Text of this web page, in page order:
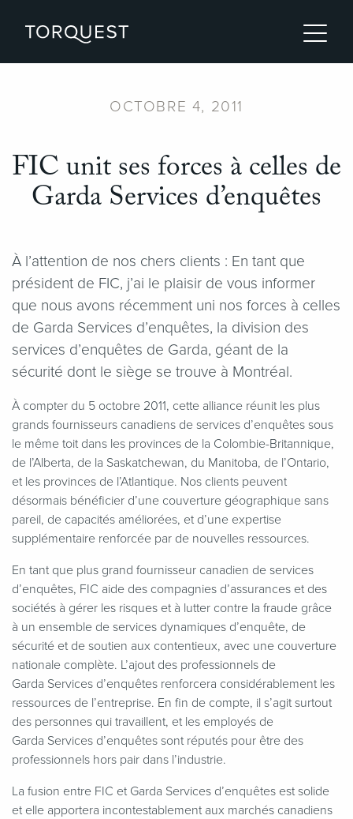
OCTOBRE 4, 2011
FIC unit ses forces à celles de
Garda Services d’enquêtes
À l’attention de nos chers clients : En tant que
président de FIC, j’ai le plaisir de vous informer
que nous avons récemment uni nos forces à celles
de Garda Services d’enquêtes, la division des
services d’enquêtes de Garda, géant de la
sécurité dont le siège se trouve à Montréal.
À compter du 5 octobre 2011, cette alliance réunit les plus
grands fournisseurs canadiens de services d’enquêtes sous
le même toit dans les provinces de la Colombie-Britannique,
de l’Alberta, de la Saskatchewan, du Manitoba, de l’Ontario,
et les provinces de l’Atlantique. Nos clients peuvent
désormais bénéficier d’une couverture géographique sans
pareil, de capacités améliorées, et d’une expertise
supplémentaire renforcée par de nouvelles ressources.
En tant que plus grand fournisseur canadien de services
d’enquêtes, FIC aide des compagnies d’assurances et des
sociétés à gérer les risques et à lutter contre la fraude grâce
à un ensemble de services dynamiques d’enquête, de
sécurité et de soutien aux contentieux, avec une couverture
nationale complète. L’ajout des professionnels de
Garda Services d’enquêtes renforcera considérablement les
ressources de l’entreprise. En fin de compte, il s’agit surtout
des personnes qui travaillent, et les employés de
Garda Services d’enquêtes sont réputés pour être des
professionnels hors pair dans l’industrie.
La fusion entre FIC et Garda Services d’enquêtes est solide
et elle apportera incontestablement aux marchés canadiens